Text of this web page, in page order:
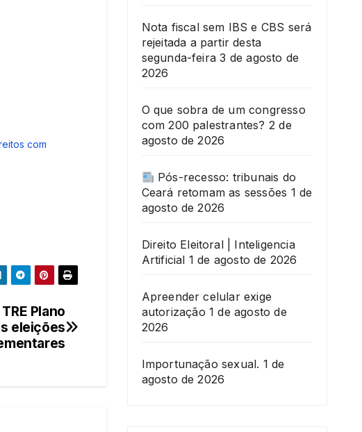
com
Plano
eleições
Nota fiscal sem IBS e CBS será
rejeitada a partir desta
segunda-feira 3 de agosto de
2026
O que sobra de um congresso
com 200 palestrantes? 2 de
agosto de 2026
Pós-recesso: tribunais do
Ceará retomam as sessões 1 de
agosto de 2026
Direito Eleitoral | Inteligencia
Artificial 1 de agosto de 2026
Apreender celular exige
autorização 1 de agosto de
2026
Importunação sexual. 1 de
agosto de 2026